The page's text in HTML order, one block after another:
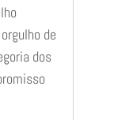
de
dos